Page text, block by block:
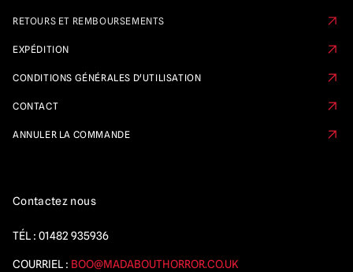
RETOURS ET REMBOURSEMENTS
EXPÉDITION
CONDITIONS GÉNÉRALES D'UTILISATION
CONTACT
ANNULER LA COMMANDE
Contactez nous
TÉL : 01482 935936
COURRIEL : BOO@MADABOUTHORROR.CO.UK